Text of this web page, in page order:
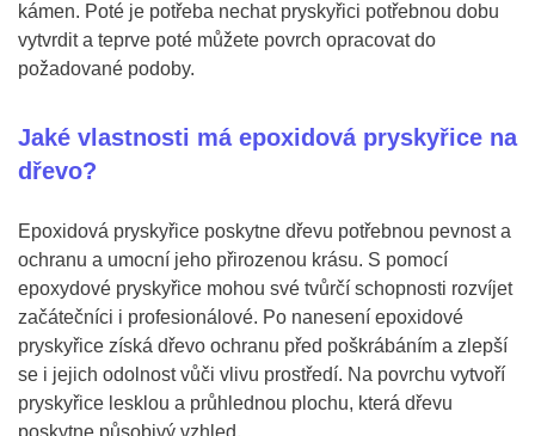
kámen. Poté je potřeba nechat pryskyřici potřebnou dobu
vytvrdit a teprve poté můžete povrch opracovat do
požadované podoby.
Jaké vlastnosti má epoxidová pryskyřice na
dřevo?
Epoxidová pryskyřice poskytne dřevu potřebnou pevnost a
ochranu a umocní jeho přirozenou krásu. S pomocí
epoxydové pryskyřice mohou své tvůrčí schopnosti rozvíjet
začátečníci i profesionálové. Po nanesení epoxidové
pryskyřice získá dřevo ochranu před poškrábáním a zlepší
se i jejich odolnost vůči vlivu prostředí. Na povrchu vytvoří
pryskyřice lesklou a průhlednou plochu, která dřevu
poskytne působivý vzhled.